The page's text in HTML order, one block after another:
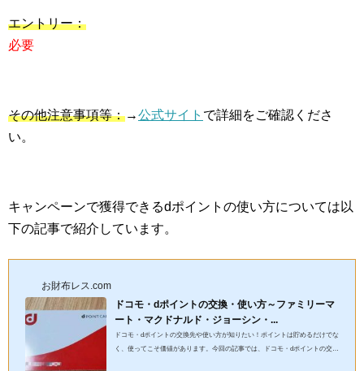
エントリー：
必要
その他注意事項等：→公式サイト で詳細をご確認くださ
い。
キャンペーンで獲得できるdポイントの使い方については以
下の記事で紹介しています。
お財布レス.com
ドコモ・dポイントの交換・使い方～ファミリーマ
ート・マクドナルド・ジョーシン・...
ドコモ・dポイントの交換先や使い方が知りたい！ポイントは貯めるだけでな
く、使ってこそ価値があります。今回の記事では、ドコモ・dポイントの交換